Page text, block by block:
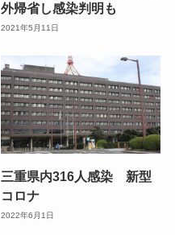
外帰省し感染判明も
2021年5月11日
三重県内316人感染 新型
コロナ
2022年6月1日